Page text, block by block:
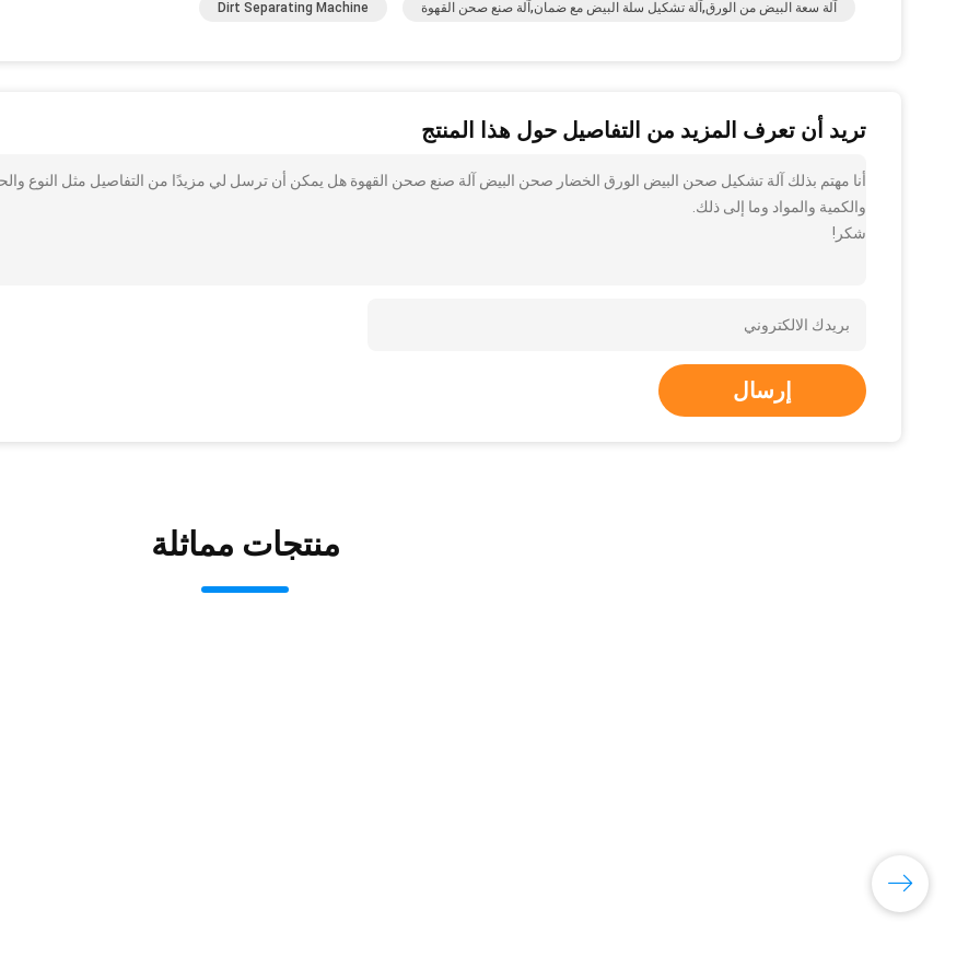
آلة سعة البيض من الورق,آلة تشكيل سلة البيض مع ضمان,آلة صنع صحن القهوة Dirt Separating Machine
تريد أن تعرف المزيد من التفاصيل حول هذا المنتج
أنا مهتم بذلك آلة تشكيل صحن البيض الورق الخضار صحن البيض آلة صنع صحن القهوة هل يمكن أن ترسل لي مزيدًا من التفاصيل مثل النوع
والكمية والمواد وما إلى ذلك.
شكر!
إرسال
منتجات مماثلة